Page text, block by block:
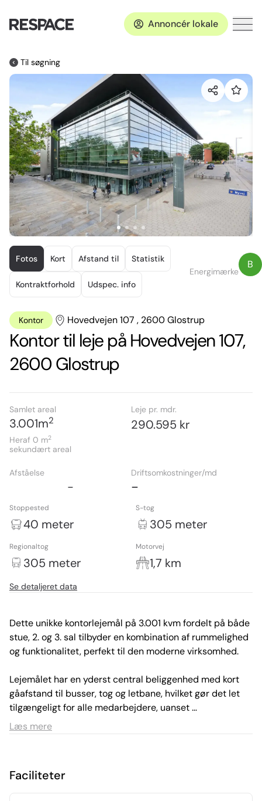
Annoncér lokale
Til søgning
Item
of
Fotos Kort Afstand til Statistik
Kontraktforhold Udspec. info
Energimærke
B
Kontor Hovedvejen 107 , 2600 Glostrup
Kontor til leje på Hovedvejen 107,
2600 Glostrup
Samlet areal
3.001m2
Heraf 0 m2
sekundært areal
Leje pr. mdr.
290.595 kr
Afståelse
-
Driftsomkostninger/md
-
Stoppested
40 meter
S-tog
305 meter
Regionaltog
305 meter
Motorvej
1,7 km
Se detaljeret data
Dette unikke kontorlejemål på 3.001 kvm fordelt på både
stue, 2. og 3. sal tilbyder en kombination af rummelighed
og funktionalitet, perfekt til den moderne virksomhed.
Lejemålet har en yderst central beliggenhed med kort
gåafstand til busser, tog og letbane, hvilket gør det let
tilgængeligt for alle medarbejdere, uanset
transportmiddel. Derudover er der badefaciliteter til
Læs mere
Faciliteter